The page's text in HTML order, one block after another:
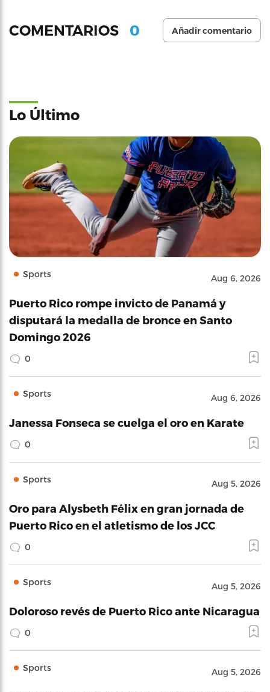
COMENTARIOS 0 Añadir comentario
Lo Último
Sports Aug 6, 2026
Puerto Rico rompe invicto de Panamá y
disputará la medalla de bronce en Santo
Domingo 2026
0
Sports Aug 6, 2026
Janessa Fonseca se cuelga el oro en Karate
0
Sports Aug 5, 2026
Oro para Alysbeth Félix en gran jornada de
Puerto Rico en el atletismo de los JCC
0
Sports Aug 5, 2026
Doloroso revés de Puerto Rico ante Nicaragua
0
Sports Aug 5, 2026